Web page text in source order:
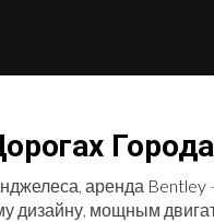
Города
аренда Bentley
дизайну, мощным